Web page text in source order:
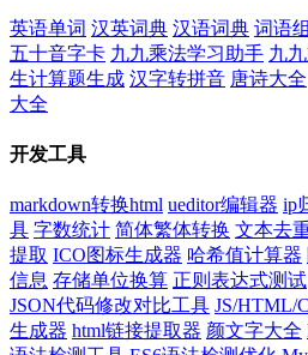
英语单词 汉英词典 汉语词典 词语
五十音字卡 九九乘法学习助手 九
生计算题生成 汉字转拼音 唐诗大全
大全
开发工具
markdown转换html ueditor编辑器 ip
具 字数统计 简体繁体转换 文本去
提取 ICO图标生成器 哈希值计算器
信息 存储单位换算 正则表达式测试
JSON代码修改对比工具 JS/HTML/
生成器 html链接提取器 颜文字大全